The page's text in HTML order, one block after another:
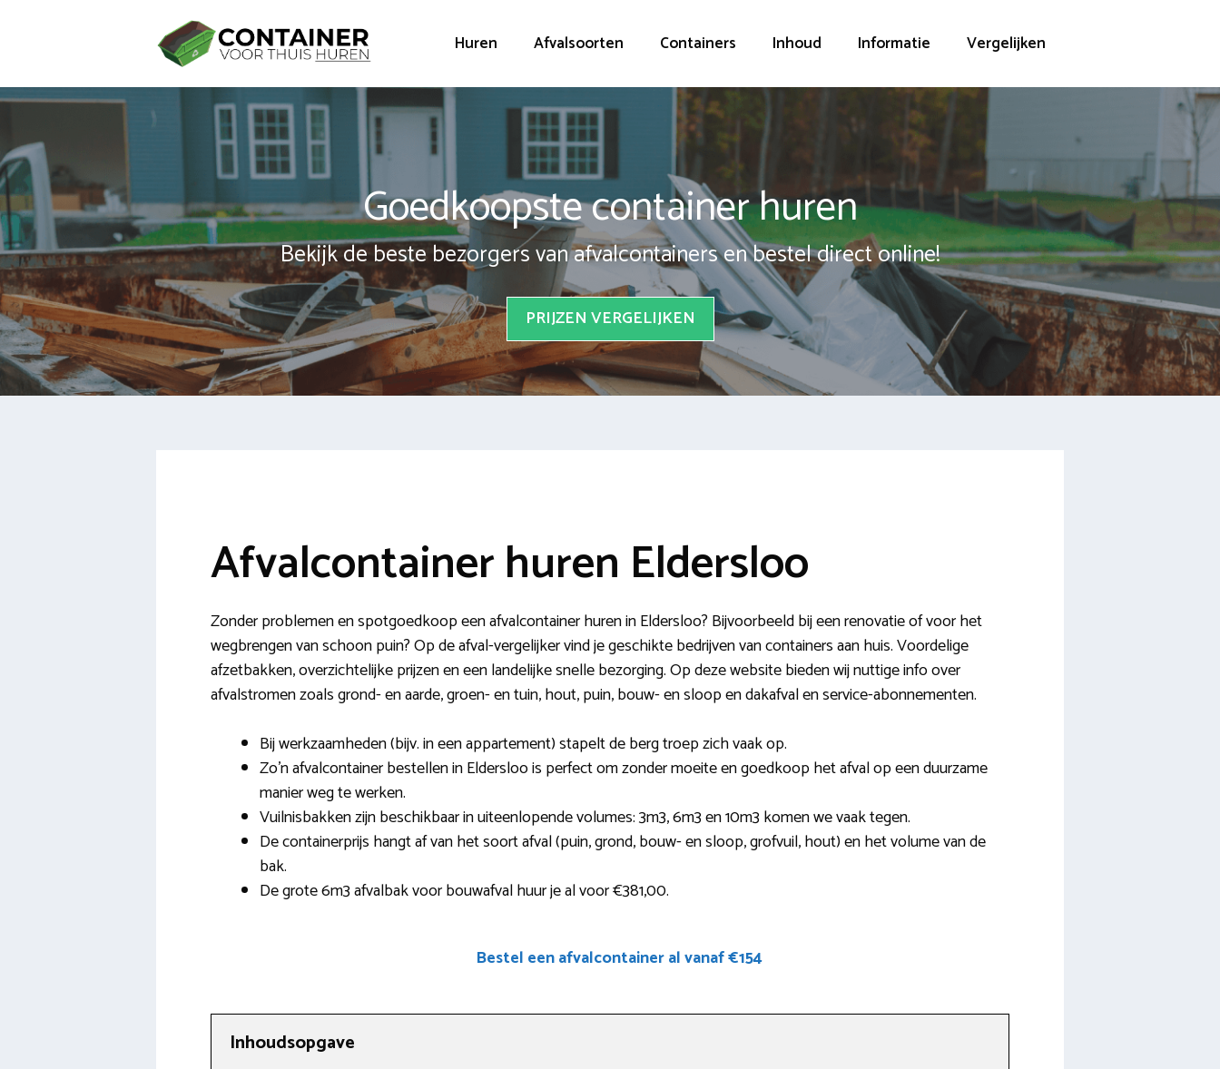
Huren Afvalsoorten Containers Inhoud Informatie Vergelijken
Goedkoopste container huren
Bekijk de beste bezorgers van afvalcontainers en bestel direct online!
PRIJZEN VERGELIJKEN
Afvalcontainer huren Eldersloo
Zonder problemen en spotgoedkoop een afvalcontainer huren in Eldersloo? Bijvoorbeeld bij een renovatie of voor het
wegbrengen van schoon puin? Op de afval-vergelijker vind je geschikte bedrijven van containers aan huis. Voordelige
afzetbakken, overzichtelijke prijzen en een landelijke snelle bezorging. Op deze website bieden wij nuttige info over
afvalstromen zoals grond- en aarde, groen- en tuin, hout, puin, bouw- en sloop en dakafval en service-abonnementen.
Bij werkzaamheden (bijv. in een appartement) stapelt de berg troep zich vaak op.
Zo’n afvalcontainer bestellen in Eldersloo is perfect om zonder moeite en goedkoop het afval op een duurzame
manier weg te werken.
Vuilnisbakken zijn beschikbaar in uiteenlopende volumes: 3m3, 6m3 en 10m3 komen we vaak tegen.
De containerprijs hangt af van het soort afval (puin, grond, bouw- en sloop, grofvuil, hout) en het volume van de
bak.
De grote 6m3 afvalbak voor bouwafval huur je al voor €381,00.
Bestel een afvalcontainer al vanaf €154
Inhoudsopgave